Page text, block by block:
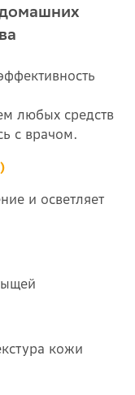
любых средств
с врачом.
и осветляет
кожи